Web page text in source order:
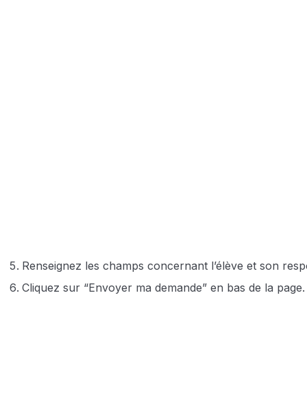
Renseignez les champs concernant l’élève et son
Cliquez sur “Envoyer ma demande” en bas de la page.